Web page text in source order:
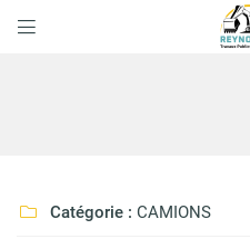

 Catégorie : CAMIONS